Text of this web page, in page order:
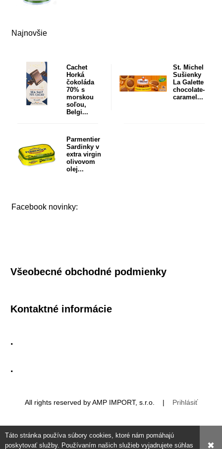
Najnovšie
Cachet
Horká
čokoláda
70% s
morskou
soľou,
Belgi...
St. Michel
Sušienky
La Galette
chocolate-
caramel...
Parmentier
Sardinky v
extra virgin
olivovom
olej...
Facebook novinky:
Všeobecné obchodné podmienky
Kontaktné informácie
.
.
All rights reserved by AMP IMPORT, s.r.o. | Prihlásiť
Táto stránka používa súbory cookies, ktoré nám pomáhajú
poskytovať služby. Používaním našich služieb vyjadrujete súhlas
✖